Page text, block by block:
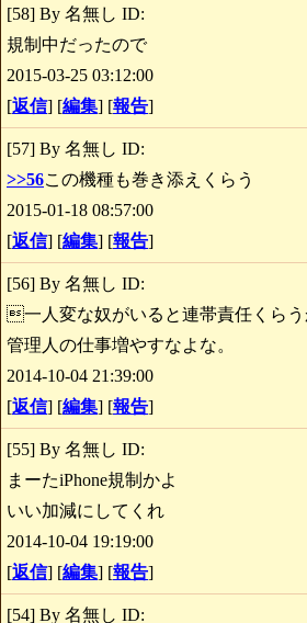
[58] By 名無し ID:
規制中だったので
2015-03-25 03:12:00
[返信] [編集] [報告]
[57] By 名無し ID:
>>56この機種も巻き添えくらう
2015-01-18 08:57:00
[返信] [編集] [報告]
[56] By 名無し ID:
一人変な奴がいると連帯責任くらう
管理人の仕事増やすなよな。
2014-10-04 21:39:00
[返信] [編集] [報告]
[55] By 名無し ID:
まーたiPhone規制かよ
いい加減にしてくれ
2014-10-04 19:19:00
[返信] [編集] [報告]
[54] By 名無し ID: